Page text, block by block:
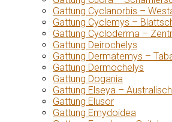
Gattung Cyclanorbis –
Gattung Cyclemys –
Gattung Cycloderma –
Gattung Deirochelys
Gattung Dermatemys –
Gattung Dermochelys
Gattung Dogania
Gattung Elseya –
Gattung Elusor
Gattung Emydoidea